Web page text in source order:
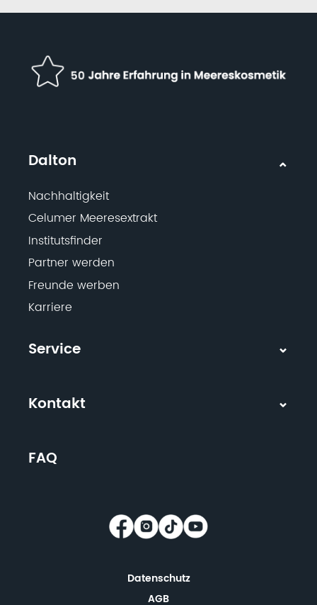
Dalton
Nachhaltigkeit
Celumer Meeresextrakt
Institutsfinder
Partner werden
Freunde werben
Karriere
Service
Kontakt
FAQ
Datenschutz
AGB